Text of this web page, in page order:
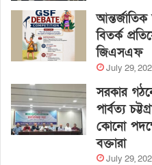
বিতর্ক
জিএসএফ
July 29,
সরকার
পার্বত্য
কোনো
বক্তারা
July 29,